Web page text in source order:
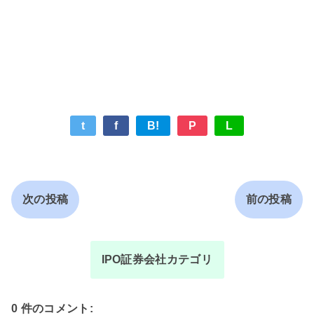
t f B! P L
次の投稿 前の投稿
IPO証券会社カテゴリ
0 件のコメント: